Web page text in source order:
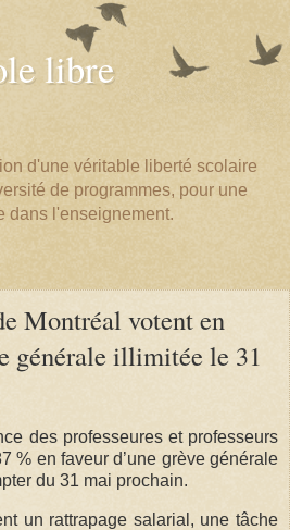
libre
d'une véritable liberté scolaire
de programmes, pour une
dans l'enseignement.
Montréal votent en
générale illimitée le 31
des professeures et professeurs
% en faveur d’une grève générale
du 31 mai prochain.
un rattrapage salarial, une tâche